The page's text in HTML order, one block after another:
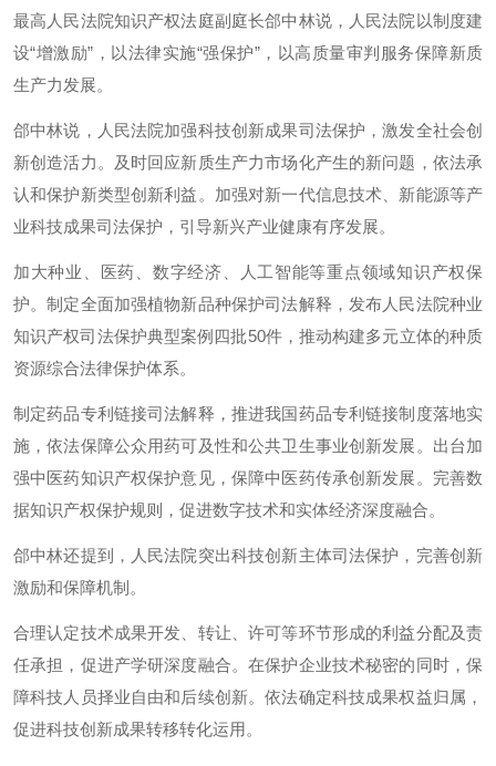
最高人民法院知识产权法庭副庭长郃中林说，人民法院以制度建
设“增激励”，以法律实施“强保护”，以高质量审判服务保障新质
生产力发展。
郃中林说，人民法院加强科技创新成果司法保护，激发全社会创
新创造活力。及时回应新质生产力市场化产生的新问题，依法承
认和保护新类型创新利益。加强对新一代信息技术、新能源等产
业科技成果司法保护，引导新兴产业健康有序发展。
加大种业、医药、数字经济、人工智能等重点领域知识产权保
护。制定全面加强植物新品种保护司法解释，发布人民法院种业
知识产权司法保护典型案例四批50件，推动构建多元立体的种质
资源综合法律保护体系。
制定药品专利链接司法解释，推进我国药品专利链接制度落地实
施，依法保障公众用药可及性和公共卫生事业创新发展。出台加
强中医药知识产权保护意见，保障中医药传承创新发展。完善数
据知识产权保护规则，促进数字技术和实体经济深度融合。
郃中林还提到，人民法院突出科技创新主体司法保护，完善创新
激励和保障机制。
合理认定技术成果开发、转让、许可等环节形成的利益分配及责
任承担，促进产学研深度融合。在保护企业技术秘密的同时，保
障科技人员择业自由和后续创新。依法确定科技成果权益归属，
促进科技创新成果转移转化运用。